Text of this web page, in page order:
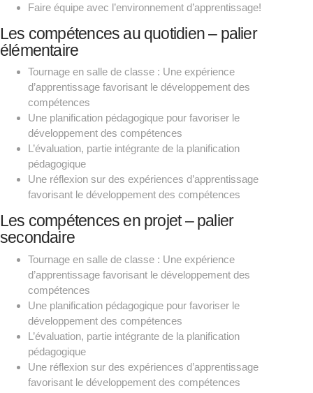
Faire équipe avec l’environnement d’apprentissage!
Les compétences au quotidien – palier
élémentaire
Tournage en salle de classe : Une expérience
d’apprentissage favorisant le développement des
compétences
Une planification pédagogique pour favoriser le
développement des compétences
L’évaluation, partie intégrante de la planification
pédagogique
Une réflexion sur des expériences d’apprentissage
favorisant le développement des compétences
Les compétences en projet – palier
secondaire
Tournage en salle de classe : Une expérience
d’apprentissage favorisant le développement des
compétences
Une planification pédagogique pour favoriser le
développement des compétences
L’évaluation, partie intégrante de la planification
pédagogique
Une réflexion sur des expériences d’apprentissage
favorisant le développement des compétences